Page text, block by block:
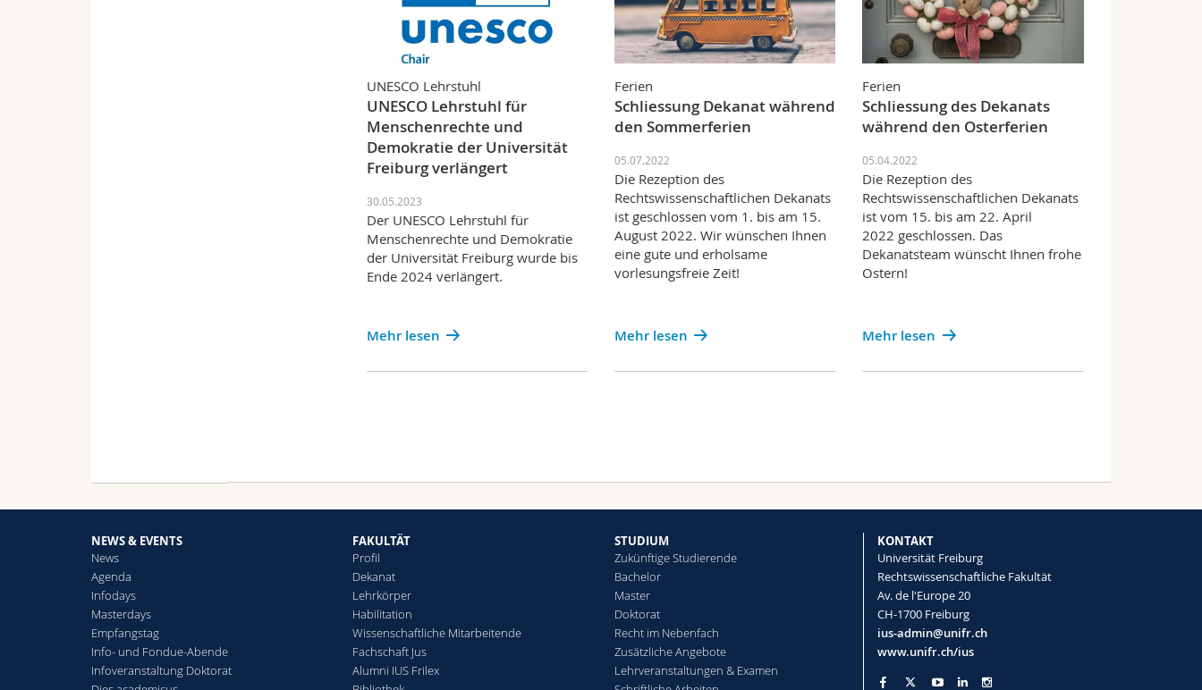
UNESCO Lehrstuhl
UNESCO Lehrstuhl für
Menschenrechte und
Demokratie der Universität
Freiburg verlängert
30.05.2023
Der UNESCO Lehrstuhl für
Menschenrechte und Demokratie
der Universität Freiburg wurde bis
Ende 2024 verlängert.
Mehr lesen
Ferien
Schliessung Dekanat während
den Sommerferien
05.07.2022
Die Rezeption des
Rechtswissenschaftlichen Dekanats
ist geschlossen vom 1. bis am 15.
August 2022. Wir wünschen Ihnen
eine gute und erholsame
vorlesungsfreie Zeit!
Mehr lesen
Ferien
Schliessung des Dekanats
während den Osterferien
05.04.2022
Die Rezeption des
Rechtswissenschaftlichen Dekanats
ist vom 15. bis am 22. April
2022 geschlossen. Das
Dekanatsteam wünscht Ihnen frohe
Ostern!
Mehr lesen
NEWS & EVENTS
News
Agenda
Infodays
Masterdays
Empfangstag
Info- und Fondue-Abende
Infoveranstaltung Doktorat
FAKULTÄT
Profil
Dekanat
Lehrkörper
Habilitation
Wissenschaftliche Mitarbeitende
Fachschaft Jus
Alumni IUS Frilex
STUDIUM
Zukünftige Studierende
Bachelor
Master
Doktorat
Recht im Nebenfach
Zusätzliche Angebote
Lehrveranstaltungen & Examen
KONTAKT
Universität Freiburg
Rechtswissenschaftliche Fakultät
Av. de l'Europe 20
CH-1700 Freiburg
ius-admin@unifr.ch
www.unifr.ch/ius